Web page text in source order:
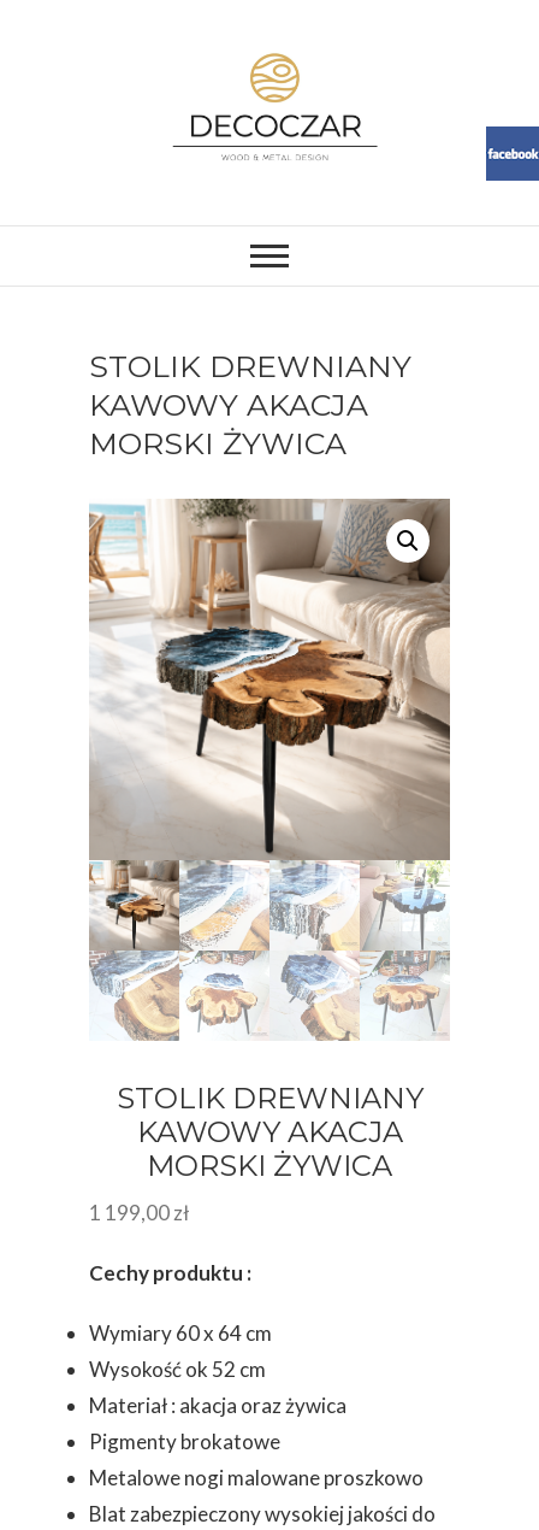
DECOCZAR
MEBLE, ŻYWICA, WOOD
STOLIK DREWNIANY
KAWOWY AKACJA
MORSKI ŻYWICA
STOLIK DREWNIANY
KAWOWY AKACJA
MORSKI ŻYWICA
1 199,00zł
Cechy produktu :
Wymiary 60 x 64 cm
Wysokość ok 52 cm
Materiał : akacja oraz żywica
Pigmenty brokatowe
Metalowe nogi malowane proszkowo
Blat zabezpieczony wysokiej jakości do